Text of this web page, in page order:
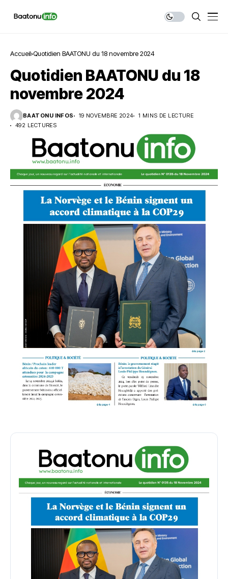
Accueil Quotidien BAATONU du 18 novembre 2024
Quotidien BAATONU du 18
novembre 2024
BAATONU INFOS 19 NOVEMBRE 2024
1 MINS DE LECTURE
492 LECTURES